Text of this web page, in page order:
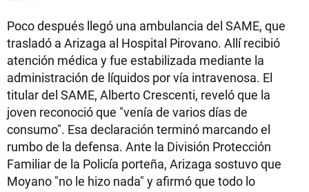
Poco después llegó una ambulancia del SAME, que
trasladó a Arizaga al Hospital Pirovano. Allí recibió
atención médica y fue estabilizada mediante la
administración de líquidos por vía intravenosa. El
titular del SAME, Alberto Crescenti, reveló que la
joven reconoció que "venía de varios días de
consumo". Esa declaración terminó marcando el
rumbo de la defensa. Ante la División Protección
Familiar de la Policía porteña, Arizaga sostuvo que
Moyano "no le hizo nada" y afirmó que todo lo